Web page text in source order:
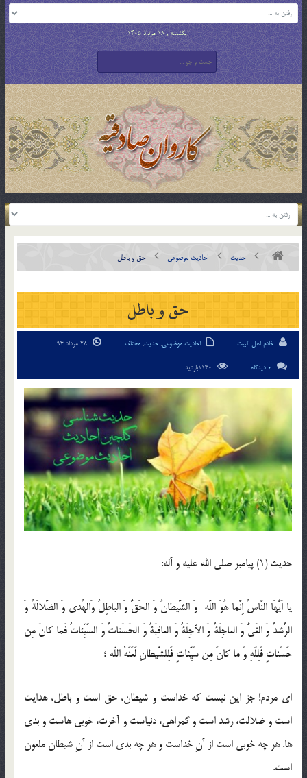
یکشنبه , 18 مرداد 1405
حدیث احادیث موضوعی حق و باطل
حق و باطل
خادم اهل البیت احادیث موضوعی, حدیث, مختلف
0 دیدگاه
حدیث (1) پيامبر صلى الله عليه و آله:
يا اَيُّهَا النّاسُ اِنَّما هُوَ اللّه وَ الشَّيطانُ وَ الحَقُّ وَ الباطِلُ وَالهُدى وَ الضَّلالَةُ وَ
الرُّشدُ وَ الغَىُّ وَ العاجِلَةُ وَ الآجِلَةُ وَ العاقِبَةُ وَ الحَسَناتُ وَ السَّيِّئاتُ فَما كانَ مِن
حَسَناتٍ فَلِلّهِ وَ ما كانَ مِن سَيِّئاتٍ فَلِلشَّيطانِ لَعَنَهُ اللّه ؛
اى مردم! جز اين نيست كه خداست و شيطان، حق است و باطل، هدايت
است و ضلالت، رشد است و گمراهى، دنياست و آخرت، خوبى هاست و بدى
ها. هر چه خوبى است از آنِ خداست و هر چه بدى است از آنِ شيطان ملعون
است.